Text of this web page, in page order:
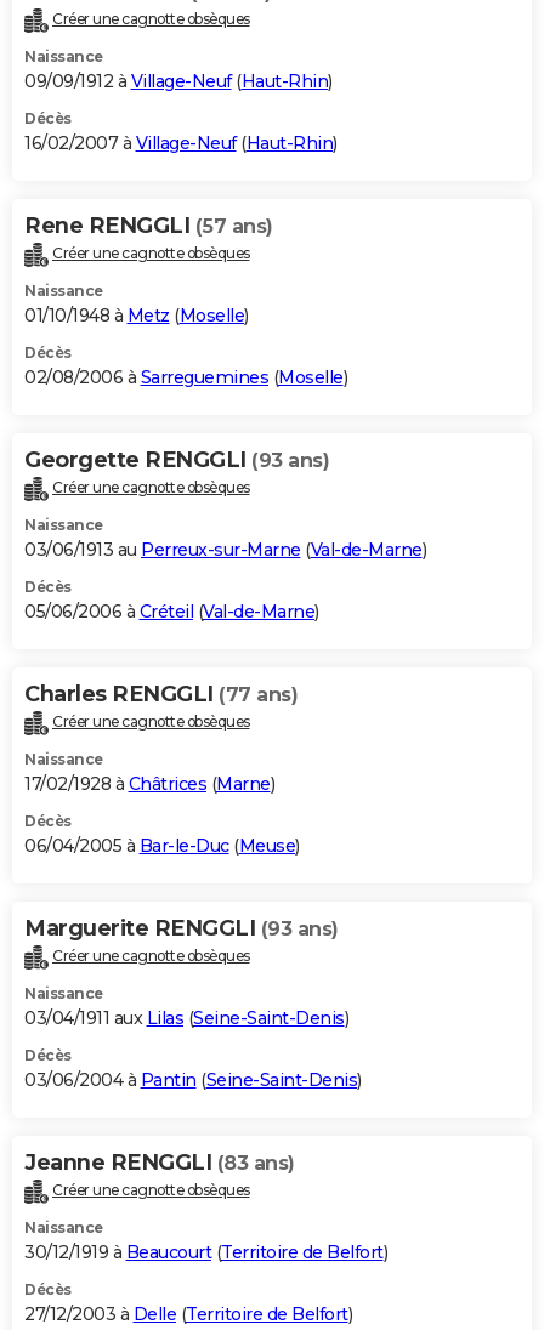
Créer une cagnotte obsèques
Naissance
09/09/1912 à Village-Neuf(Haut-Rhin)
Décès
16/02/2007 à Village-Neuf(Haut-Rhin)
Rene RENGGLI (57 ans)
Créer une cagnotte obsèques
Naissance
01/10/1948 à Metz (Moselle)
Décès
02/08/2006 à Sarreguemines (Moselle)
Georgette RENGGLI (93 ans)
Créer une cagnotte obsèques
Naissance
03/06/1913 au Perreux-sur-Marne (Val-de-Marne)
Décès
05/06/2006 à Créteil (Val-de-Marne)
Charles RENGGLI (77 ans)
Créer une cagnotte obsèques
Naissance
17/02/1928 à Châtrices (Marne)
Décès
06/04/2005 à Bar-le-Duc(Meuse)
Marguerite RENGGLI (93 ans)
Créer une cagnotte obsèques
Naissance
03/04/1911 aux Lilas (Seine-Saint-Denis)
Décès
03/06/2004 à Pantin (Seine-Saint-Denis)
Jeanne RENGGLI (83 ans)
Créer une cagnotte obsèques
Naissance
30/12/1919 à Beaucourt(Territoire de Belfort)
Décès
27/12/2003 à Delle (Territoire de Belfort)